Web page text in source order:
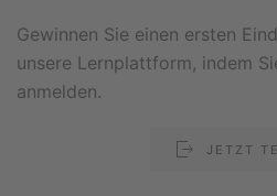
Gewinnen Sie einen ersten
unsere Lernplattform, indem
anmelden.
JETZT